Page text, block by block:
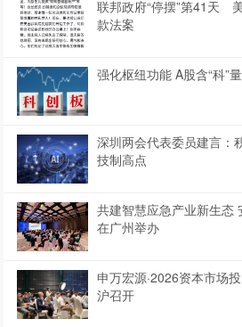
联邦政府“停摆”第41天
款法案
强化枢纽功能 A股含“科”
深圳两会代表委员建言：
技制高点
共建智慧应急产业新生态
在广州举办
申万宏源·2026资本市场
沪召开